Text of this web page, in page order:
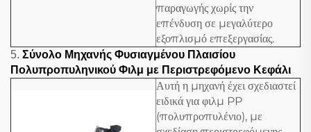
παραγωγής χωρίς την
επένδυση σε μεγαλύτερο
εξοπλισμό επεξεργασίας.
5. Σύνολο Μηχανής Φυσιαγμένου Πλαισίου
Πολυπροπυληνικού Φιλμ με Περιστρεφόμενο Κεφάλι
Αυτή η μηχανή έχει σχεδιαστεί
ειδικά για φιλμ PP
(πολυπροπυλένιο), με